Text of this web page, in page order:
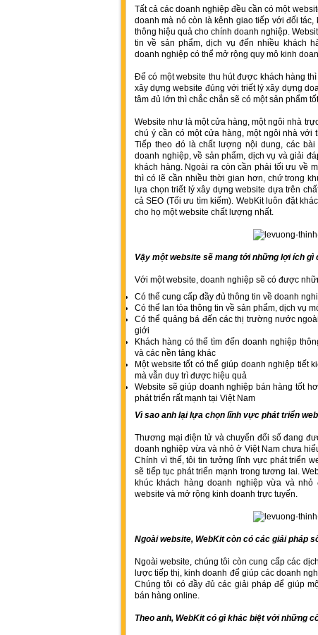
Tất cả các doanh nghiệp đều cần có một
doanh mà nó còn là kênh giao tiếp với đối
thông hiệu quả cho chính doanh nghiệp.
tin về sản phẩm, dịch vụ đến nhiều khách
doanh nghiệp có thể mở rộng quy mô kinh
Để có một website thu hút được khách hàng
xây dựng website đúng với triết lý xây dựng
tâm đủ lớn thì chắc chắn sẽ có một sản phẩm
Website như là một cửa hàng, một ngôi nhà
chú ý cần có một cửa hàng, một ngôi nhà
Tiếp theo đó là chất lượng nội dung, các
doanh nghiệp, về sản phẩm, dịch vụ và giải
khách hàng. Ngoài ra còn cần phải tối ưu về
thì có lẽ cần nhiều thời gian hơn, chứ trong
lựa chọn triết lý xây dựng website dựa trên
cả SEO (Tối ưu tìm kiếm). WebKit luôn đặt
cho họ một website chất lượng nhất.
Vậy một website sẽ mang tới những lợi ích gì
Với một website, doanh nghiệp sẽ có được
Có thể cung cấp đầy đủ thông tin về doanh
Có thể lan tỏa thông tin về sản phẩm, dịch vụ
Có thể quảng bá đến các thị trường nước
giới
Khách hàng có thể tìm đến doanh nghiệp
và các nền tảng khác
Một website tốt có thể giúp doanh nghiệp tiết
mà vẫn duy trì được hiệu quả
Website sẽ giúp doanh nghiệp bán hàng tốt
phát triển rất mạnh tại Việt Nam
Vì sao anh lại lựa chọn lĩnh vực phát triển
Thương mại điện tử và chuyển đổi số đang
doanh nghiệp vừa và nhỏ ở Việt Nam chưa
Chính vì thế, tôi tin tưởng lĩnh vực phát triển
sẽ tiếp tục phát triển mạnh trong tương lai.
khúc khách hàng doanh nghiệp vừa và
website và mở rộng kinh doanh trực tuyến.
Ngoài website, WebKit còn có các giải pháp
Ngoài website, chúng tôi còn cung cấp các
lược tiếp thị, kinh doanh để giúp các doanh
Chúng tôi có đầy đủ các giải pháp để giúp
bán hàng online.
Theo anh, WebKit có gì khác biệt với những